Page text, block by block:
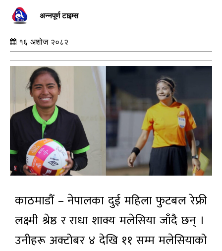
अन्नपूर्ण टाइम्स
१६ अशोज २०८२
काठमाडौं – नेपालका दुई महिला फुटबल रेफ्री
लक्ष्मी श्रेष्ठ र राधा शाक्य मलेसिया जाँदै छन् ।
उनीहरू अक्टोबर ४ देखि ११ सम्म मलेसियाको